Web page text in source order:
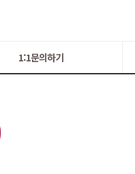
1:1문의하기